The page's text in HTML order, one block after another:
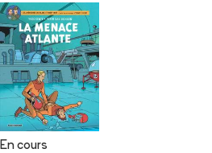
En cours